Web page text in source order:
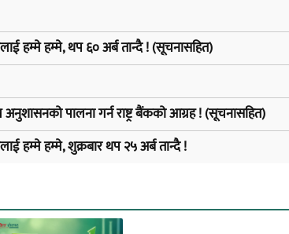
हम्मे हम्मे, थप ६० अर्ब तान्दै ! (सूचनासहित)
पालना गर्न राष्ट्र बैंकको आग्रह ! (सूचनासहित)
हम्मे हम्मे, शुक्रबार थप २५ अर्ब तान्दै !